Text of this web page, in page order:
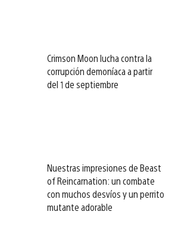
Crimson Moon lucha contra la
corrupción demoníaca a partir
del 1 de septiembre
Nuestras impresiones de Beast
of Reincarnation: un combate
con muchos desvíos y un perrito
mutante adorable